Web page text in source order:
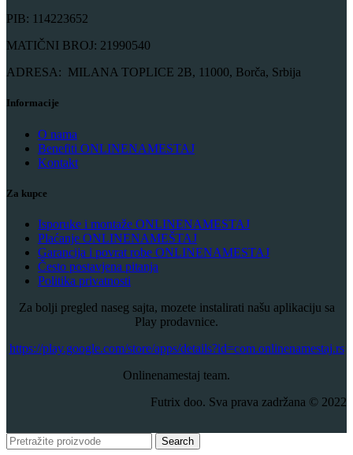
PIB: 114223652
MATIČNI BROJ: 21990540
ADRESA: MILANA TOPLICE 2B, 11000, Borča, Srbija
Informacije
O nama
Benefiti ONLINENAMESTAJ
Kontakt
Za kupce
Isporuke i montaže ONLINENAMESTAJ
Plaćanje ONLINENAMEŠTAJ
Garancija i povrat robe ONLINENAMESTAJ
Često postavjena pitanja
Politika privatnosti
Za bolji pregled naseg sajta, mozete instalirati našu aplikaciju sa
Play prodavnice.
​https://play.google.com/store/apps/details?id=com.onlinenamestaj.rs
Onlinenamestaj team.
Futrix doo. Sva prava zadržana © 2022
Search